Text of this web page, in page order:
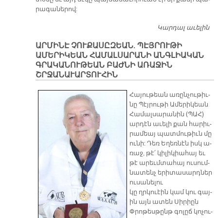
րա­գա­նե­րով:
Կարդալ աւելին
ԱՐՄԻՆ­Է ՉՈՒՔԱՍԸԶԵԱՆ. ՊԷՅՐՈՒԹԻ
ԱՄԵՐԻԿԵԱՆ ՀԱՄԱԼՍԱՐԱՆԻ ԱՆԳԼԻԱԿԱՆ
ԳՐԱԿԱՆՈՒԹԵԱՆ ԲԱԺՆԻ ԱՌԱՋԻՆ
ՇՐՋԱՆԱՒԱՐՏՈՒՀԻՆ
Հա­յու­թեան ա­ռըն­չու­թիւ­
նը Պէյ­րու­թի Ա­մե­րի­կեան
Հա­մալ­սա­րա­նին (ՊԱՀ)
ար­դէն ա­ւե­լի քան հա­րիւ­
րա­մեայ պատ­մու­թիւն մը
ու­նի: Դեռ Ե­ղեռն­էն իսկ ա­
ռաջ, թէ՛ կիլ­իկ­իա­հայ եւ
թէ ա­րեւմ­տա­հայ ու­սում­
նա­տենչ երի­­տա­սարդ­ներ
ու­սա­նել­ու
կը ղրկուէին կամ կու գայ­
ին այն ա­տեն Սիր­իըն
Փրո­թեսթ­ընթ գոլ­ըճ կոչ­ու­